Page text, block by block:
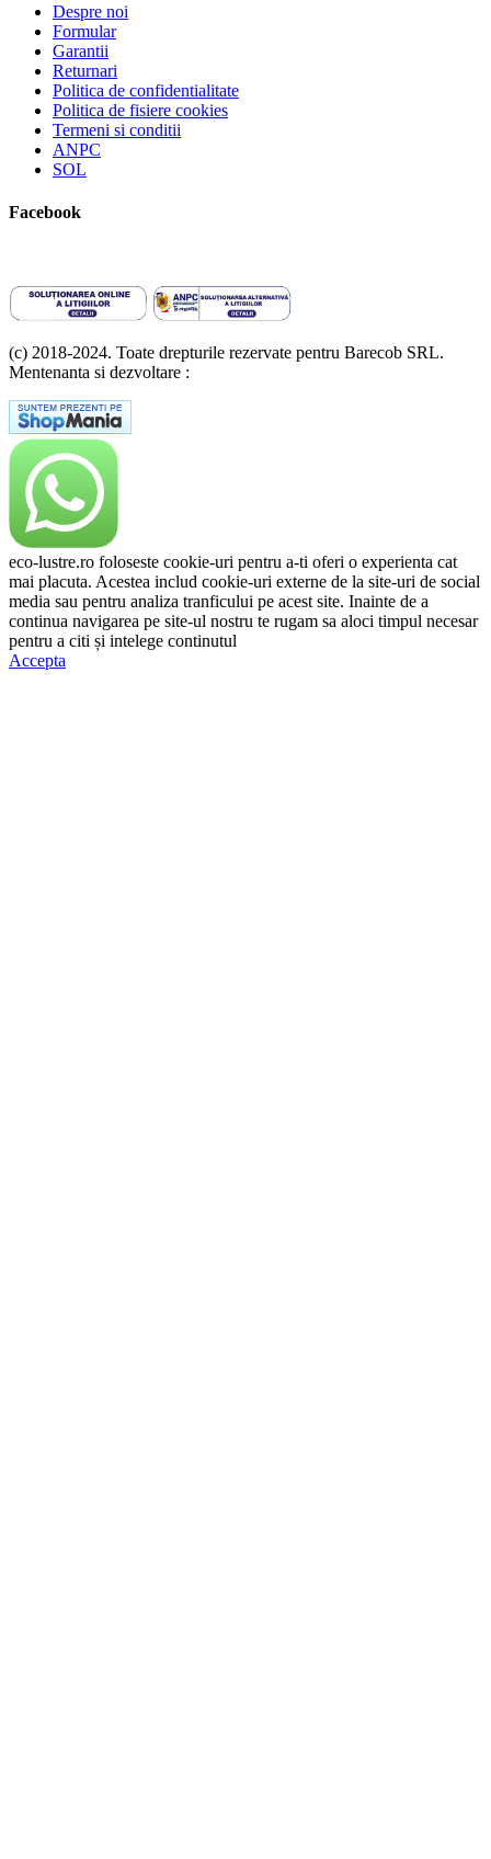
Despre noi
Formular
Garantii
Returnari
Politica de confidentialitate
Politica de fisiere cookies
Termeni si conditii
ANPC
SOL
Facebook
(c) 2018-2024. Toate drepturile rezervate pentru Barecob SRL.
Mentenanta si dezvoltare :
eco-lustre.ro foloseste cookie-uri pentru a-ti oferi o experienta cat
mai placuta. Acestea includ cookie-uri externe de la site-uri de social
media sau pentru analiza tranficului pe acest site. Inainte de a
continua navigarea pe site-ul nostru te rugam sa aloci timpul necesar
pentru a citi și intelege continutul
Accepta